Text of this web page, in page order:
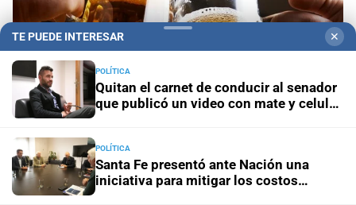
Efemérides Día Internacional de la Cerveza: por
qué se celebra cada 7 agosto y cuál es el curioso
TE PUEDE INTERESAR ✕
POLÍTICA
Quitan el carnet de conducir al senador
que publicó un video con mate y celular
POLÍTICA
Santa Fe presentó ante Nación una
iniciativa para mitigar los costos